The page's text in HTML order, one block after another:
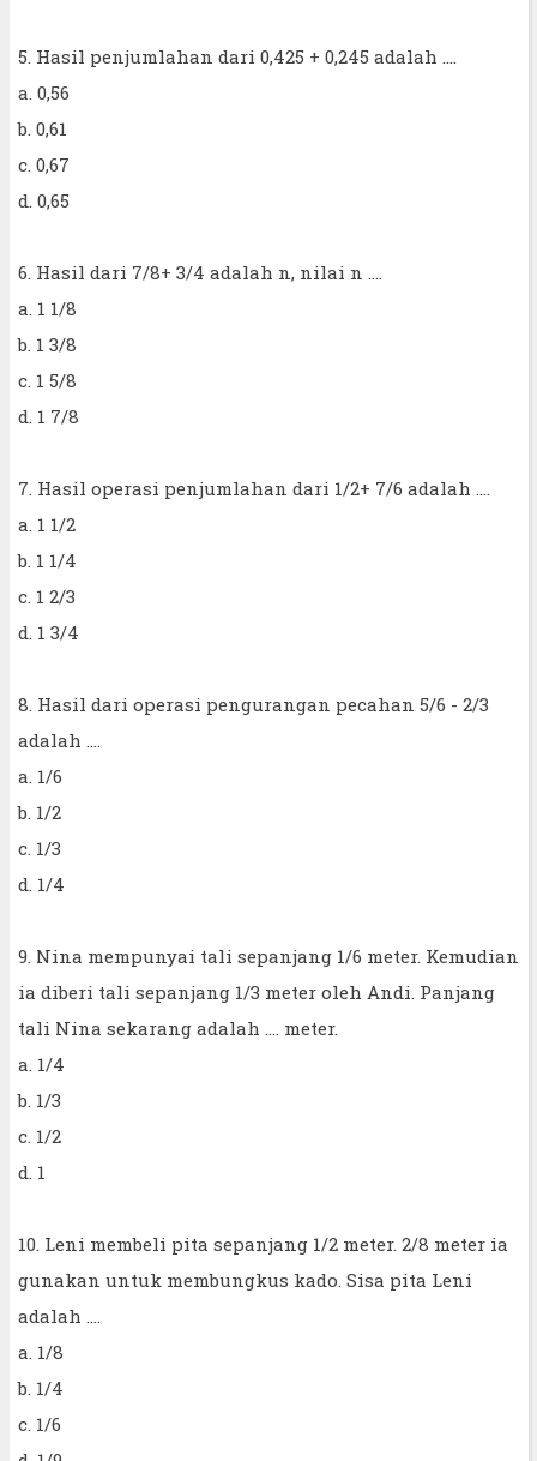
5. Hasil penjumlahan dari 0,425 + 0,245 adalah ....
a. 0,56
b. 0,61
c. 0,67
d. 0,65
6. Hasil dari 7/8+ 3/4 adalah n, nilai n ....
a. 1 1/8
b. 1 3/8
c. 1 5/8
d. 1 7/8
7. Hasil operasi penjumlahan dari 1/2+ 7/6 adalah ....
a. 1 1/2
b. 1 1/4
c. 1 2/3
d. 1 3/4
8. Hasil dari operasi pengurangan pecahan 5/6 - 2/3
adalah ....
a. 1/6
b. 1/2
c. 1/3
d. 1/4
9. Nina mempunyai tali sepanjang 1/6 meter. Kemudian
ia diberi tali sepanjang 1/3 meter oleh Andi. Panjang
tali Nina sekarang adalah .... meter.
a. 1/4
b. 1/3
c. 1/2
d. 1
10. Leni membeli pita sepanjang 1/2 meter. 2/8 meter ia
gunakan untuk membungkus kado. Sisa pita Leni
adalah ....
a. 1/8
b. 1/4
c. 1/6